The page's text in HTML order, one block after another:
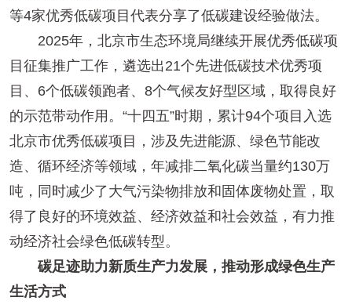
等4家优秀低碳项目代表分享了低碳建设经验做法。
2025年，北京市生态环境局继续开展优秀低碳项
目征集推广工作，遴选出21个先进低碳技术优秀项
目、6个低碳领跑者、8个气候友好型区域，取得良好
的示范带动作用。“十四五”时期，累计94个项目入选
北京市优秀低碳项目，涉及先进能源、绿色节能改
造、循环经济等领域，年减排二氧化碳当量约130万
吨，同时减少了大气污染物排放和固体废物处置，取
得了良好的环境效益、经济效益和社会效益，有力推
动经济社会绿色低碳转型。
碳足迹助力新质生产力发展，推动形成绿色生产
生活方式